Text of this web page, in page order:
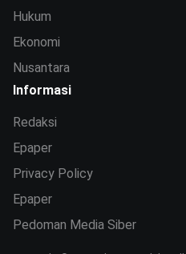
Hukum
Ekonomi
Nusantara
Informasi
Redaksi
Epaper
Privacy Policy
Epaper
Pedoman Media Siber